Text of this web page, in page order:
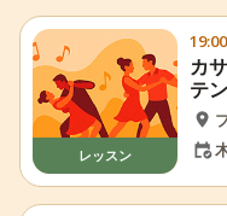
レッスン
カ
テ